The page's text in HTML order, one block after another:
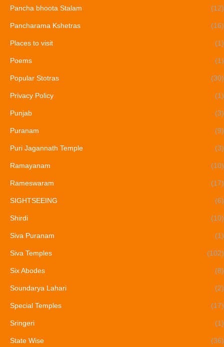
Pancha bhoota Stalam (12)
Pancharama Kshetras (16)
Places to visit (1)
Poems (1)
Popular Stotras (30)
Privacy Policy (1)
Punjab (3)
Puranam (9)
Puri Jagannath Temple (3)
Ramayanam (10)
Rameswaram (17)
SIGHTSEEING (6)
Shirdi (10)
Siva Puranam (1)
Siva Temples (102)
Six Abodes (8)
Soundarya Lahari (2)
Special Temples (17)
Sringeri (1)
State Wise (36)